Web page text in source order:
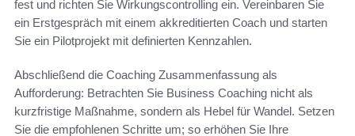
fest und richten Sie Wirkungscontrolling ein. Vereinbaren Sie
ein Erstgespräch mit einem akkreditierten Coach und starten
Sie ein Pilotprojekt mit definierten Kennzahlen.
Abschließend die Coaching Zusammenfassung als
Aufforderung: Betrachten Sie Business Coaching nicht als
kurzfristige Maßnahme, sondern als Hebel für Wandel. Setzen
Sie die empfohlenen Schritte um; so erhöhen Sie Ihre